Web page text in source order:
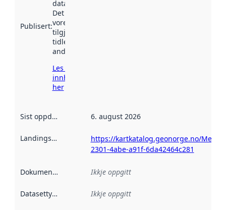
Publisert:
data.norge.no.
Det kan ha
vore
tilgjengeleg
tidlegare
andre stader.
Les meir om
innhenting
her
Sist oppdatert 6. august 2026
Landingsside
https://kartkatalog.geonorge.no/
2301-4abe-a91f-6da42464c281
Dokumentasjon Ikkje oppgitt
Datasettype Ikkje oppgitt